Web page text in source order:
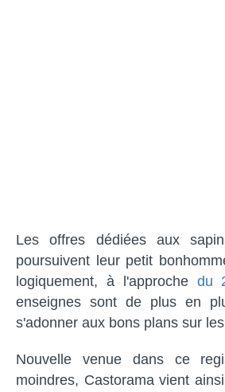
Les offres dédiées aux
poursuivent leur petit
logiquement, à l'approche du
enseignes sont de plus en
s'adonner aux bons plans sur
Nouvelle venue dans ce
moindres, Castorama vient